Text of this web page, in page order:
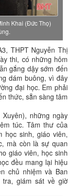
Khai (Đức Thọ)
THPT Nguyễn Thị
thi, có những hôm
gắng dậy sớm đến
dám buông, vì đây
đại học. Em phải
thức, sẵn sàng tâm
những ngày
túc. Tâm thư của
học sinh, giáo viên,
mà còn là sự quan
giáo viên, học sinh
đều mang lại hiệu
chủ nhiệm và Ban
tra, giám sát về giờ